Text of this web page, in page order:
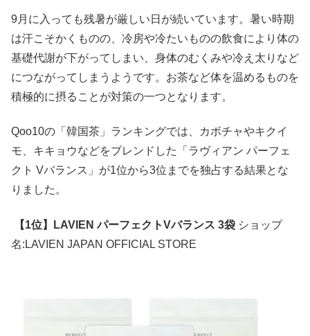
9月に入っても残暑が厳しい日が続いています。暑い時期
は汗こそかくものの、冷房や冷たいものの飲食により体の
基礎代謝が下がってしまい、身体のむくみや冷え太りなど
につながってしまうようです。お茶など体を温めるものを
積極的に摂ることが対策の一つとなります。
Qoo10の「韓国茶」ランキングでは、カボチャやキクイ
モ、キキョウなどをブレンドした「ラヴィアン パーフェ
クト Vバランス」が1位から3位までを独占する結果とな
りました。
【1位】LAVIEN パーフェクトVバランス 3袋 ショップ
名:LAVIEN JAPAN OFFICIAL STORE